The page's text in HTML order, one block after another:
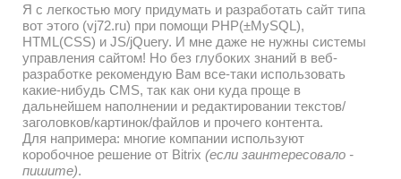
Я с легкостью могу придумать и разработать сайт типа
вот этого (vj72.ru) при помощи PHP(±MySQL),
HTML(CSS) и JS/jQuery. И мне даже не нужны системы
управления сайтом! Но без глубоких знаний в веб-
разработке рекомендую Вам все-таки использовать
какие-нибудь CMS, так как они куда проще в
дальнейшем наполнении и редактировании текстов/
заголовков/картинок/файлов и прочего контента.
Для напримера: многие компании используют
коробочное решение от Bitrix (если заинтересовало -
пишите).